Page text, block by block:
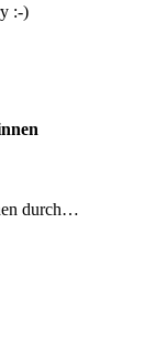
:-)
durch…